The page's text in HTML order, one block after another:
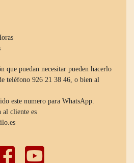
que puedan necesitar pueden hacerlo
teléfono 926 21 38 46, o bien al
este numero para WhatsApp.
al cliente es